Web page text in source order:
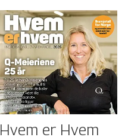
Hvem er Hvem